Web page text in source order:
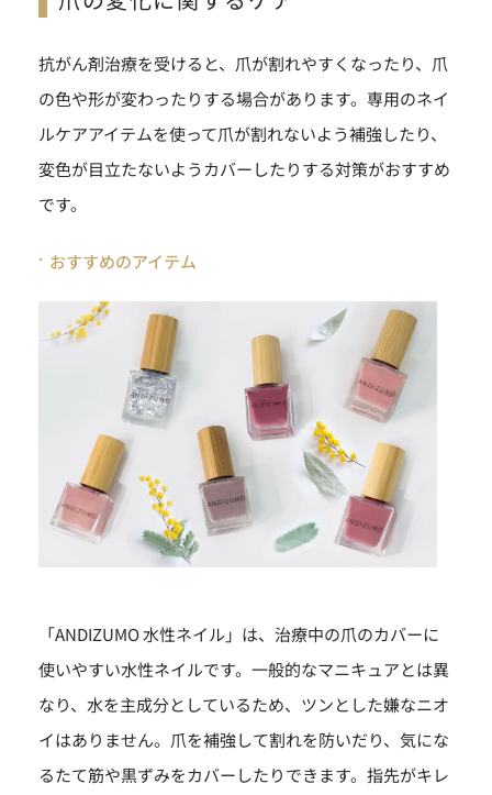
抗がん剤治療を受けると、爪が割れやすくなったり、爪
の色や形が変わったりする場合があります。専用のネイ
ルケアアイテムを使って爪が割れないよう補強したり、
変色が目立たないようカバーしたりする対策がおすすめ
です。
おすすめのアイテム
「ANDIZUMO 水性ネイル」は、治療中の爪のカバーに
使いやすい水性ネイルです。一般的なマニキュアとは異
なり、水を主成分としているため、ツンとした嫌なニオ
イはありません。爪を補強して割れを防いだり、気にな
るたて筋や黒ずみをカバーしたりできます。指先がキレ